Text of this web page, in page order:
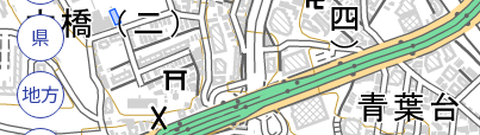
県
地方